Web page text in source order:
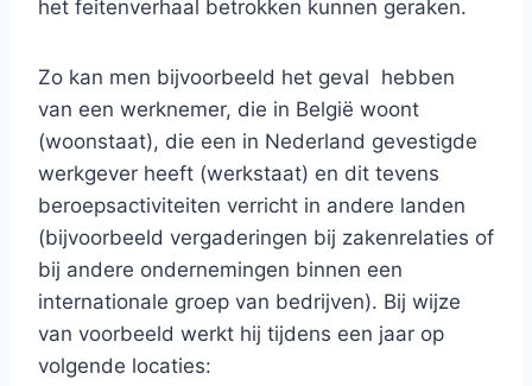
het feitenverhaal betrokken kunnen geraken.
Zo kan men bijvoorbeeld het geval hebben
van een werknemer, die in België woont
(woonstaat), die een in Nederland gevestigde
werkgever heeft (werkstaat) en dit tevens
beroepsactiviteiten verricht in andere landen
(bijvoorbeeld vergaderingen bij zakenrelaties of
bij andere ondernemingen binnen een
internationale groep van bedrijven). Bij wijze
van voorbeeld werkt hij tijdens een jaar op
volgende locaties: